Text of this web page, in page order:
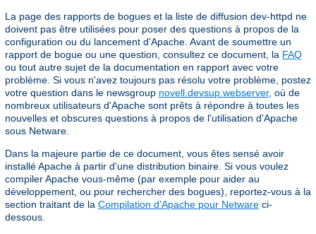
La page des rapports de bogues et la liste de diffusion dev-httpd ne
doivent pas être utilisées pour poser des questions à propos de la
configuration ou du lancement d'Apache. Avant de soumettre un
rapport de bogue ou une question, consultez ce document, la FAQ
ou tout autre sujet de la documentation en rapport avec votre
problème. Si vous n'avez toujours pas résolu votre problème, postez
votre question dans le newsgroup novell.devsup.webserver, où de
nombreux utilisateurs d'Apache sont prêts à répondre à toutes les
nouvelles et obscures questions à propos de l'utilisation d'Apache
sous Netware.
Dans la majeure partie de ce document, vous êtes sensé avoir
installé Apache à partir d'une distribution binaire. Si vous voulez
compiler Apache vous-même (par exemple pour aider au
développement, ou pour rechercher des bogues), reportez-vous à la
section traitant de la Compilation d'Apache pour Netware ci-
dessous.